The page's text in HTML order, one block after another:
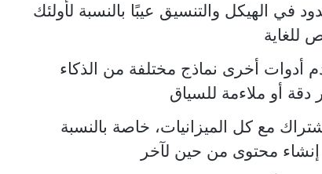
في الهيكل والتنسيق عيبًا بالنسبة لأولئك
للغاية
أدوات أخرى نماذج مختلفة من الذكاء
أو ملاءمة للسياق
مع كل الميزانيات، خاصة بالنسبة
محتوى من حين لآخر